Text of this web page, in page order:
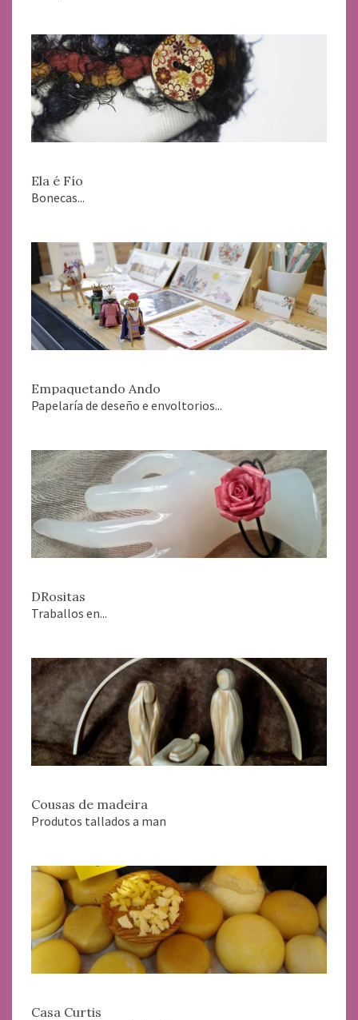
Ela é Fío
Bonecas...
Empaquetando Ando
Papelaría de deseño e envoltorios...
DRositas
Traballos en...
Cousas de madeira
Produtos tallados a man
Casa Curtis